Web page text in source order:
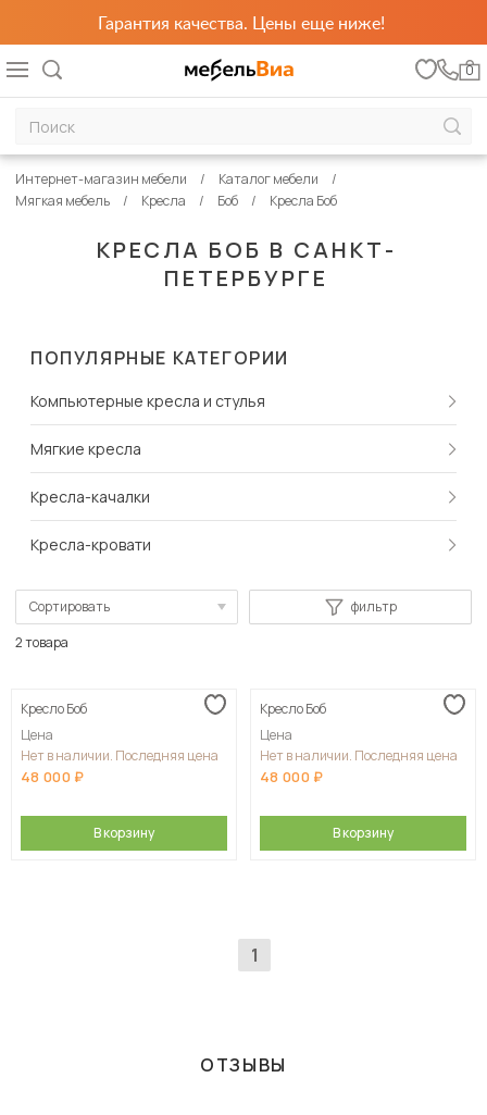
Гарантия качества. Цены еще ниже!
0
КРЕСЛА БОБ В САНКТ-
ПЕТЕРБУРГЕ
Интернет-магазин мебели
Каталог мебели
Мягкая мебель
Кресла Боб Кресла Боб
ПОПУЛЯРНЫЕ КАТЕГОРИИ
Компьютерные кресла и стулья
Мягкие кресла
Кресла-качалки
Кресла-кровати
Сортировать
фильтр
2 товара
Кресло Боб
Цена
Нет в наличии. Последняя цена
48 000
В корзину
Кресло Боб
Цена
Нет в наличии. Последняя цена
48 000
В корзину
1
ОТЗЫВЫ